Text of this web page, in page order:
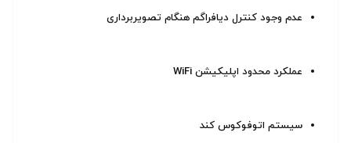
عدم وجود کنترل دیافراگم هنگام تصویربرداری
عملکرد محدود اپلیکیشن WiFi
سیستم اتوفوکوس کند